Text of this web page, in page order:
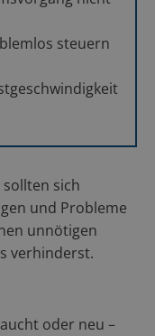
steuern
sich
und Probleme
unnötigen
verhinderst.
oder neu –